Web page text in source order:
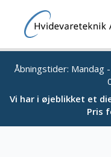
Åbningstider: Mandag
Vi har i øjeblikket et
Pris